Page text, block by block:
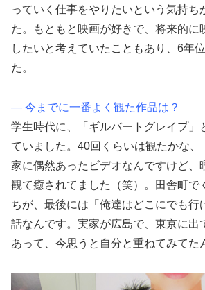
っていく仕事をやりたいという気持ち
た。もともと映画が好きで、将来的に
したいと考えていたこともあり、6年
た。
― 今までに一番よく観た作品は？
学生時代に、「ギルバートグレイプ」
ていました。40回くらいは観たかな、
家に偶然あったビデオなんですけど、
観て癒されてました（笑）。田舎町で
ちが、最後には「俺達はどこにでも行
話なんです。実家が広島で、東京に出
あって、今思うと自分と重ねてみてた